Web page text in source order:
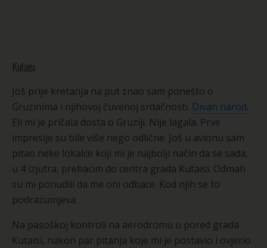
Kutaisi
Još prije kretanja na put znao sam ponešto o
Gruzinima i njihovoj čuvenoj srdačnosti. Divan narod.
Eli mi je pričala dosta o Gruziji. Nije lagala. Prve
impresije su bile više nego odlične. Još u avionu sam
pitao neke lokalce koji mi je najbolji način da se sada,
u 4 izjutra, prebacim do centra grada Kutaisi. Odmah
su mi ponudili da me oni odbace. Kod njih se to
podrazumjeva.
Na pasoškoj kontroli na aerodromu u pored grada
Kutaisi, nakon par pitanja koje mi je postavio i ovjerio